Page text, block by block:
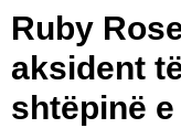
Ruby
aksident
shtëpinë